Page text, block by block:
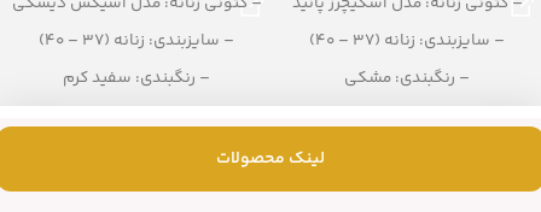
– سایزبندی: زنانه (37 – 40)
– رنگبندی: مشکی
– سایزبندی: زنانه (37 – 40)
– رنگبندی: سفید کرم
لینک محصولات